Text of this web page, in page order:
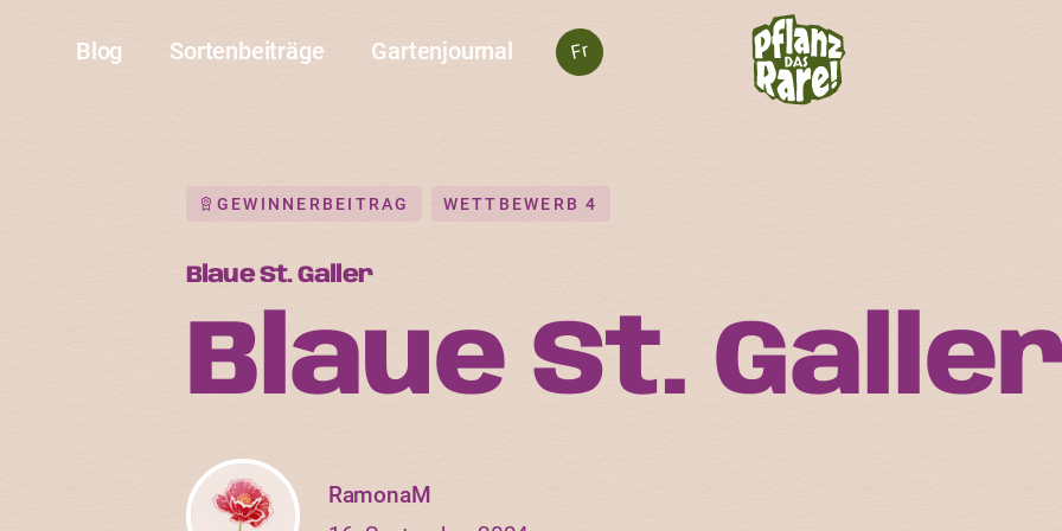
Fr
Blog Sortenbeiträge Gartenjournal
GEWINNERBEITRAG WETTBEWERB 4
Blaue St. Galler
Blaue St.
RamonaM